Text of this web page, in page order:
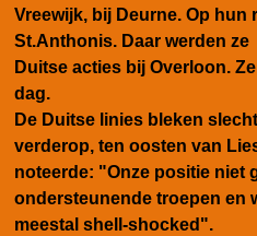
Vreewijk, bij Deurne. Op hun
St.Anthonis. Daar werden
Duitse acties bij Overloon.
dag.
De Duitse linies bleken
verderop, ten oosten van
noteerde: "Onze positie niet
ondersteunende troepen en
meestal shell-shocked".